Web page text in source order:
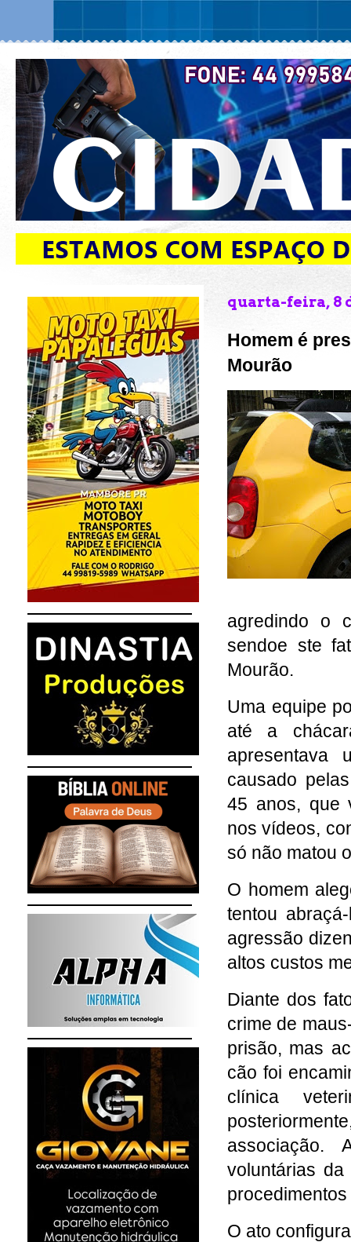
quarta-feira, 8
Homem é
Mourão
agredindo o
sendoe ste
Mourão.
Uma equipe
até a
apresentava
causado
45 anos, que
nos vídeos,
só não matou
O homem
tentou
agressão
altos custos
Diante dos
crime de
prisão, mas
cão foi
clínica
associação.
voluntárias
O ato